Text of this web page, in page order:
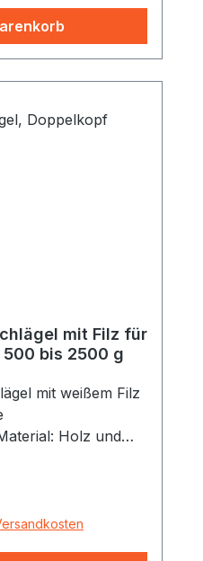
mit Filz für
bis 2500 g
mit weißem Filz
Holz und
Buche,
cm Geeignet für